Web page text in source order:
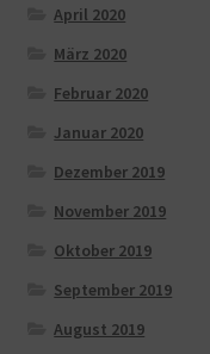
April 2020
März 2020
Februar 2020
Januar 2020
Dezember 2019
November 2019
Oktober 2019
September 2019
August 2019